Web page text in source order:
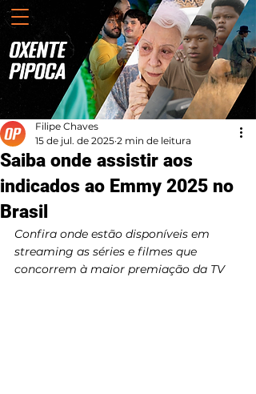
Saiba onde assistir aos
indicados ao Emmy 2025 no
Brasil
Filipe Chaves
15 de jul. de 2025 2 min de leitura
Confira onde estão disponíveis em
streaming as séries e filmes que
concorrem à maior premiação da TV